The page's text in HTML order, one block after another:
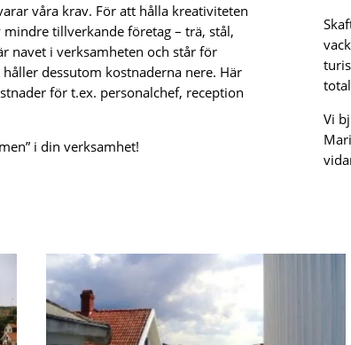
våra krav. För att hålla kreativiteten
tillverkande företag – trä, stål,
navet i verksamheten och står för
dessutom kostnaderna nere. Här
för t.ex. personalchef, reception
i din verksamhet!
Vi